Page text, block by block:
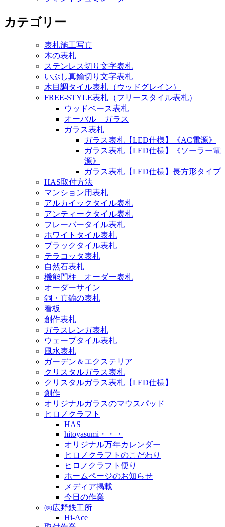
カテゴリー
表札施工写真
木の表札
ステンレス切り文字表札
いぶし真鍮切り文字表札
木目調タイル表札（ウッドグレイン）
FREE-STYLE表札（フリースタイル表札）
ウッドベース表札
オーバル ガラス
ガラス表札
ガラス表札【LED仕様】《AC電源》
ガラス表札【LED仕様】《ソーラー電
源》
ガラス表札【LED仕様】長方形タイプ
HAS取付方法
マンション用表札
アルカイックタイル表札
アンティークタイル表札
フレーバータイル表札
ホワイトタイル表札
ブラックタイル表札
テラコッタ表札
自然石表札
機能門柱 オーダー表札
オーダーサイン
銅・真鍮の表札
看板
創作表札
ガラスレンガ表札
ウェーブタイル表札
風水表札
ガーデン＆エクステリア
クリスタルガラス表札
クリスタルガラス表札【LED仕様】
創作
オリジナルガラスのマウスパッド
ヒロノクラフト
HAS
hitoyasumi・・・
オリジナル万年カレンダー
ヒロノクラフトのこだわり
ヒロノクラフト便り
ホームページのお知らせ
メディア掲載
今日の作業
㈱広野鉄工所
Hi-Ace